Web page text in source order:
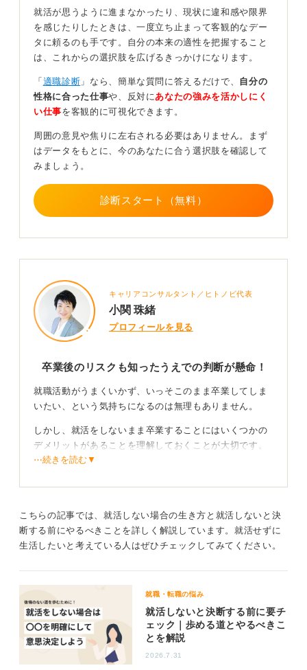
ことから始めよう
もし卒業後の進路に迷っているのであれば、まず短期の
インターンシップやアルバイトで、少しでも興味のある
際に働いてみることで、その仕事が自分に合うかどうか
を確かめられますし、同時に自身の強みややりたいこと
への理解も深まるでしょう。
そうして自分の進みたい方向性がある程度見えたら、生
活の基盤を整えつつ、資格の勉強を始めたり、「第二新
卒」を対象とした求人に応募したりと、具体的な計画を
立てて一歩ずつ着実に前に進んでいくのが良いと思いま
す。週あたりの応募・面接数を決めると前進しやすいで
す。
就活が思うように進まなかったり、現状に違和感や限界
を感じたりしたときは、一度立ち止まって客観的なデー
タに頼るのも手です。自分の本来の適性を把握すること
は、これからの選択肢を広げるきっかけになります。
「 適職診断 」なら、簡単な質問に答えるだけで、 自分の
性格に合った仕事や、反対に あなたの強みを活かしにく
い仕事を客観的に可視化できます。
周囲の意見や焦りに左右される必要はありません。まず
はデータをもとに、今のあなたに合う選択肢を確認して
みましょう。
診断スタート（無料）
キャリアコンサルタント／ヒトノビ代表
小関 珠緒
プロフィールを見る
卒業後のリスクも知ったうえでの判断が懸命！
就職活動がうまくいかず、いっそこのまま卒業してしま
いたい、という気持ちになるのは無理もありません。
しかし、就活をしないまま卒業することにはいくつかの
デメリットがあることを理解しておくことが大切です。
また、周りの友人が社会人生活を始める中で、一人だけ
取り残されたような焦りを感じやすくなったり、次の面
という質問に説得力のある回答を準備する必要も出てく
るでしょう。
道は一つじゃない！ 自分に合ったペースで進もう
ですが、決して悲観する必要はありません。今からでき
ることはたくさんあります。
⋯続きを読む▼
こちらの記事では、就活しない場合の生き方と就活しないと決
断する前にやるべきことを詳しく解説しています。就活せずに
生活したいと考えている人はぜひチェックしてみてください。
就職・転職の悩み
就活しないと決断する前に要チ
ェック｜歩める道とやるべきこ
とを解説
2026.7.31